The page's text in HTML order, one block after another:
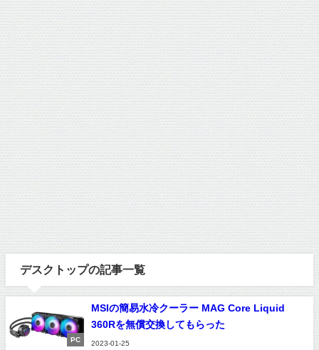
デスクトップの記事一覧
PC
MSIの簡易水冷クーラー MAG Core Liquid
360Rを無償交換してもらった
2023-01-25